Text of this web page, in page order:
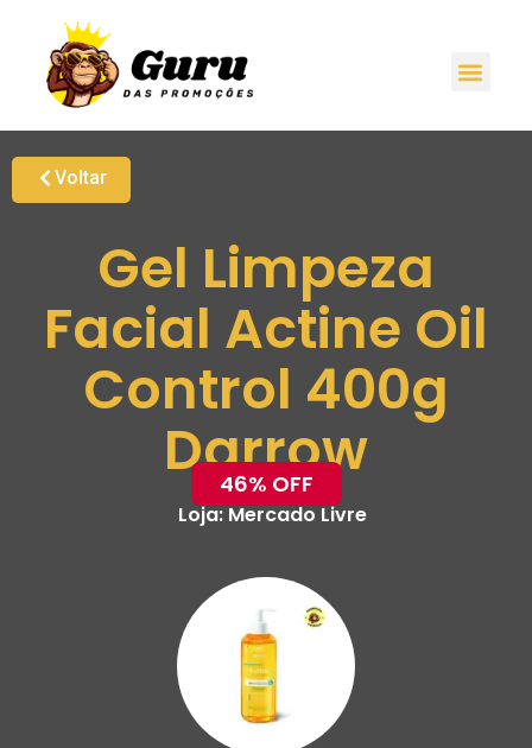
Voltar
Gel Limpeza
Facial Actine Oil
Control 400g
Darrow
46% OFF
Loja:Mercado Livre